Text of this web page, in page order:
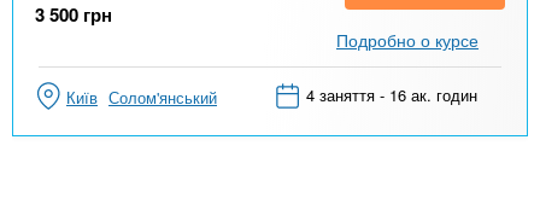
3 500 грн
Подробно о курсе
Київ Солом'янський 4 заняття - 16 ак. годин